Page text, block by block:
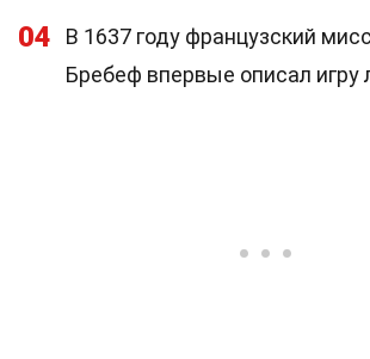
04
В 1637 году французский
Бребеф впервые описал игру